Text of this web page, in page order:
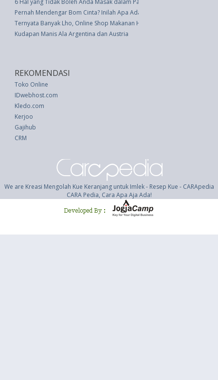
6 Hal yang Tidak Boleh Anda Masak dalam Panci Instan
Pernah Mendengar Bom Cinta? Inilah Apa Adanya!
Ternyata Banyak Lho, Online Shop Makanan Halal di Jepang
Kudapan Manis Ala Argentina dan Austria
REKOMENDASI
Toko Online
IDwebhost.com
Kledo.com
Kerjoo
Gajihub
CRM
We are Kreasi Mengolah Kue Keranjang untuk Imlek - Resep Kue - CARApedia
CARA Pedia, Cara Apa Aja Ada!